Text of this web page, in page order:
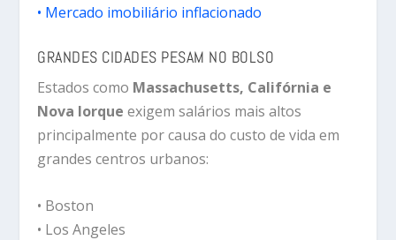
• Mercado imobiliário inflacionado
GRANDES CIDADES PESAM NO BOLSO
Estados como Massachusetts, Califórnia e
Nova Iorque exigem salários mais altos
principalmente por causa do custo de vida em
grandes centros urbanos:
• Boston
• Los Angeles